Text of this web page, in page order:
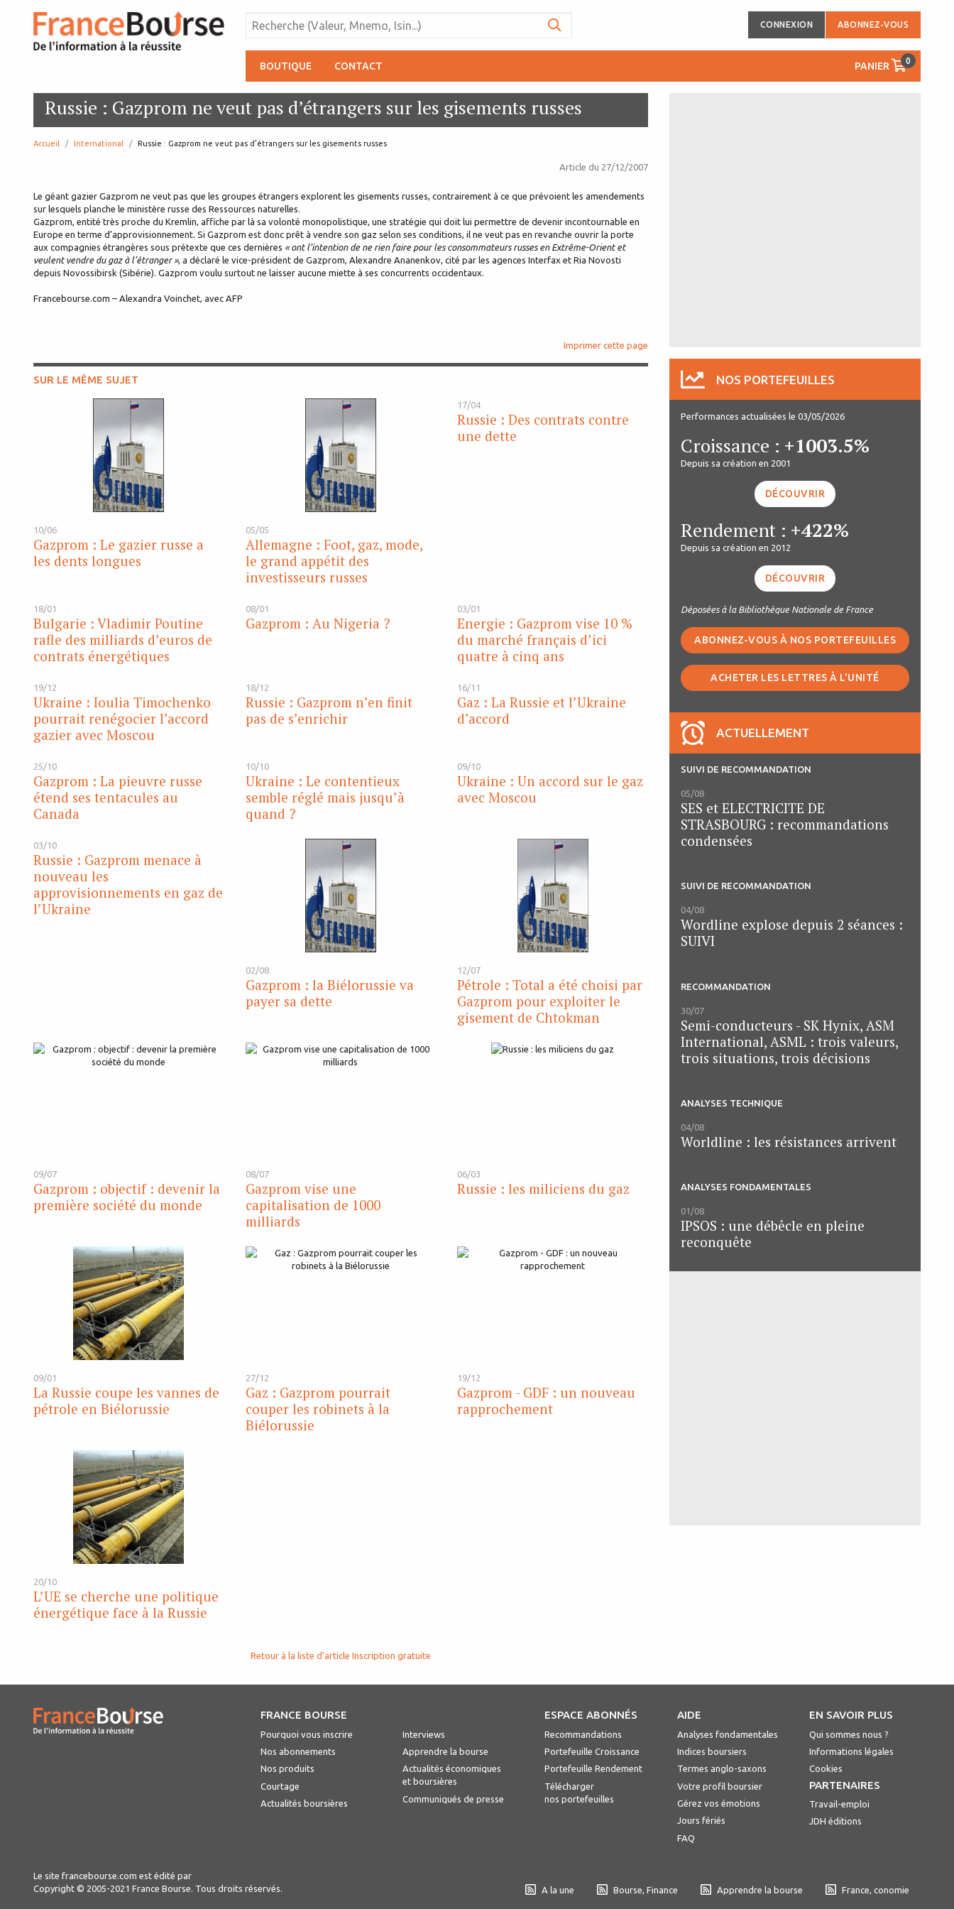
CONNEXION ABONNEZ-VOUS
BOUTIQUE CONTACT PANIER 0
Russie : Gazprom ne veut pas d’étrangers sur les gisements russes
Accueil International page:
Russie : Gazprom ne veut pas d’étrangers sur les gisements russes
Article du 27/12/2007
Le géant gazier Gazprom ne veut pas que les groupes étrangers explorent les gisements russes, contrairement à ce que prévoient les amendements
sur lesquels planche le ministère russe des Ressources naturelles.
Gazprom, entité très proche du Kremlin, affiche par là sa volonté monopolistique, une stratégie qui doit lui permettre de devenir incontournable en
Europe en terme d’approvisionnement. Si Gazprom est donc prêt à vendre son gaz selon ses conditions, il ne veut pas en revanche ouvrir la porte
aux compagnies étrangères sous prétexte que ces dernières « ont l’intention de ne rien faire pour les consommateurs russes en Extrême-Orient et
veulent vendre du gaz à l’étranger », a déclaré le vice-président de Gazprom, Alexandre Ananenkov, cité par les agences Interfax et Ria Novosti
depuis Novossibirsk (Sibérie). Gazprom voulu surtout ne laisser aucune miette à ses concurrents occidentaux.
Francebourse.com – Alexandra Voinchet, avec AFP
Imprimer cette page
SUR LE MÊME SUJET
10/06
Gazprom : Le gazier russe a
les dents longues
05/05
Allemagne : Foot, gaz, mode,
le grand appétit des
investisseurs russes
17/04
Russie : Des contrats contre
une dette
18/01
Bulgarie : Vladimir Poutine
rafle des milliards d’euros de
contrats énergétiques
08/01
Gazprom : Au Nigeria ?
03/01
Energie : Gazprom vise 10 %
du marché français d’ici
quatre à cinq ans
19/12
Ukraine : Ioulia Timochenko
pourrait renégocier l’accord
gazier avec Moscou
18/12
Russie : Gazprom n’en finit
pas de s’enrichir
16/11
Gaz : La Russie et l’Ukraine
d’accord
25/10
Gazprom : La pieuvre russe
étend ses tentacules au
Canada
10/10
Ukraine : Le contentieux
semble réglé mais jusqu’à
quand ?
09/10
Ukraine : Un accord sur le gaz
avec Moscou
03/10
Russie : Gazprom menace à
nouveau les
approvisionnements en gaz de
l’Ukraine
02/08
Gazprom : la Biélorussie va
payer sa dette
12/07
Pétrole : Total a été choisi par
Gazprom pour exploiter le
gisement de Chtokman
09/07
Gazprom : objectif : devenir la
première société du monde
08/07
Gazprom vise une
capitalisation de 1000
milliards
06/03
Russie : les miliciens du gaz
09/01
La Russie coupe les vannes de
pétrole en Biélorussie
27/12
Gaz : Gazprom pourrait
couper les robinets à la
Biélorussie
19/12
Gazprom - GDF : un nouveau
rapprochement
20/10
L’UE se cherche une politique
énergétique face à la Russie
Retour à la liste d'article Inscription gratuite
NOS PORTEFEUILLES
Performances actualisées le 03/05/2026
Croissance : +1003.5%
Depuis sa création en 2001
DÉCOUVRIR
Rendement : +422%
Depuis sa création en 2012
DÉCOUVRIR
Déposées à la Bibliothèque Nationale de France
ABONNEZ-VOUS À NOS PORTEFEUILLES
ACHETER LES LETTRES À L'UNITÉ
ACTUELLEMENT
SUIVI DE RECOMMANDATION
05/08
SES et ELECTRICITE DE
STRASBOURG : recommandations
condensées
SUIVI DE RECOMMANDATION
04/08
Wordline explose depuis 2 séances :
SUIVI
RECOMMANDATION
30/07
Semi-conducteurs - SK Hynix, ASM
International, ASML : trois valeurs,
trois situations, trois décisions
ANALYSES TECHNIQUE
04/08
Worldline : les résistances arrivent
ANALYSES FONDAMENTALES
01/08
IPSOS : une débêcle en pleine
reconquête
FRANCE BOURSE
Pourquoi vous inscrire
Nos abonnements
Nos produits
Courtage
Actualités boursières
Interviews
Apprendre la bourse
Actualités économiques
et boursières
Communiqués de presse
ESPACE ABONNÉS
Recommandations
Portefeuille Croissance
Portefeuille Rendement
Télécharger
nos portefeuilles
AIDE
Analyses fondamentales
Indices boursiers
Termes anglo-saxons
Votre profil boursier
Gérez vos émotions
Jours fériés
FAQ
EN SAVOIR PLUS
Qui sommes nous ?
Informations légales
Cookies
PARTENAIRES
Travail-emploi
JDH éditions
Le site francebourse.com est édité par
Copyright © 2005-2021 France Bourse. Tous droits réservés.
A la une Bourse, Finance Apprendre la bourse France, conomie